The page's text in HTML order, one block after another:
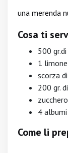
una merenda
Cosa ti
500
1 limone
scorza
200 gr.
4 albumi
Come li